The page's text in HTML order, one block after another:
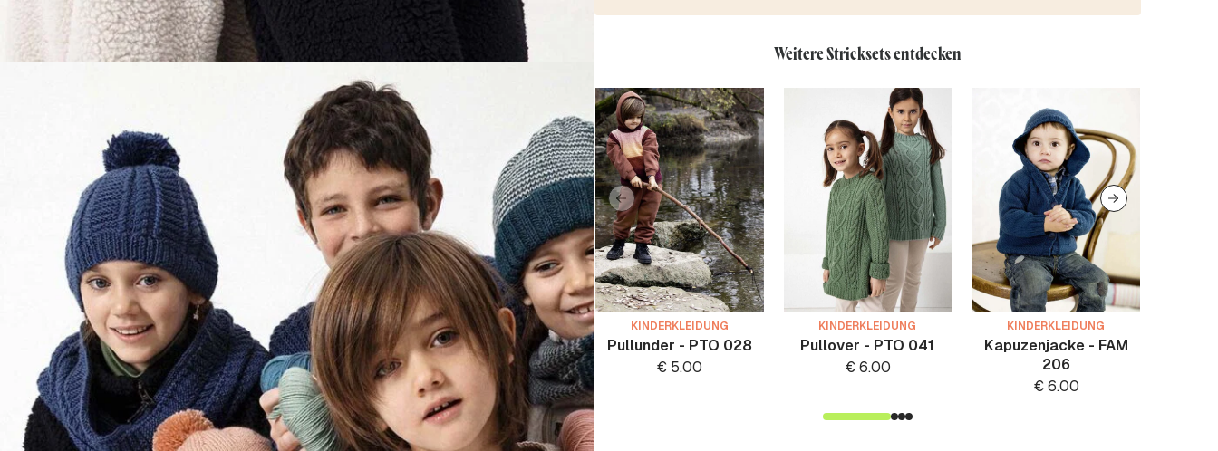
Weitere Stricksets entdecken
KINDERKLEIDUNG
Pullunder - PTO 028
€ 5.00
KINDERKLEIDUNG
Pullover - PTO 041
€6.00
KINDERKLEIDUNG
Kapuzenjacke - FAM
206
€6.00